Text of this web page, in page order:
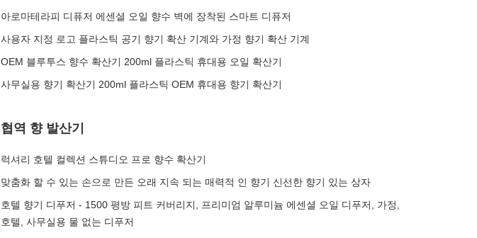
아로마테라피 디퓨저 에센셜 오일 향수 벽에 장착된 스마트 디퓨저
사용자 지정 로고 플라스틱 공기 향기 확산 기계와 가정 향기 확산 기계
OEM 블루투스 향수 확산기 200ml 플라스틱 휴대용 오일 확산기
사무실용 향기 확산기 200ml 플라스틱 OEM 휴대용 향기 확산기
협역 향 발산기
럭셔리 호텔 컬렉션 스튜디오 프로 향수 확산기
맞춤화 할 수 있는 손으로 만든 오래 지속 되는 매력적 인 향기 신선한 향기 있는 상자
호텔 향기 디푸저 - 1500 평방 피트 커버리지, 프리미엄 알루미늄 에센셜 오일 디푸저, 가정,
호텔, 사무실용 물 없는 디푸저